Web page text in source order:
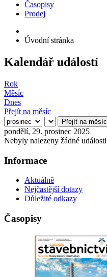
Časopisy
Prodej
Úvodní stránka
Kalendář událostí
Rok
Měsíc
Dnes
Přejít na měsíc
Přejít na měsíc
pondělí, 29. prosinec 2025
Nebyly nalezeny žádné události
Informace
Aktuálně
Nejčastější dotazy
Důležité odkazy
Časopisy